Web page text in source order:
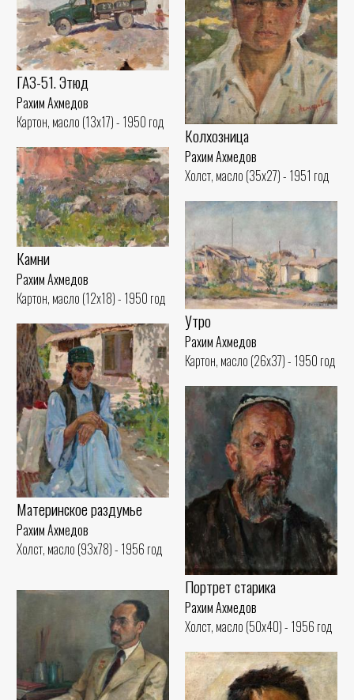
Колхозница
Рахим Ахмедов
Холст, масло (35x27) - 1951 год
ГАЗ-51. Этюд
Рахим Ахмедов
Картон, масло (13x17) - 1950 год
Камни
Рахим Ахмедов
Картон, масло (12x18) - 1950 год
Утро
Рахим Ахмедов
Картон, масло (26x37) - 1950 год
Материнское раздумье
Рахим Ахмедов
Холст, масло (93x78) - 1956 год
Портрет старика
Рахим Ахмедов
Холст, масло (50x40) - 1956 год